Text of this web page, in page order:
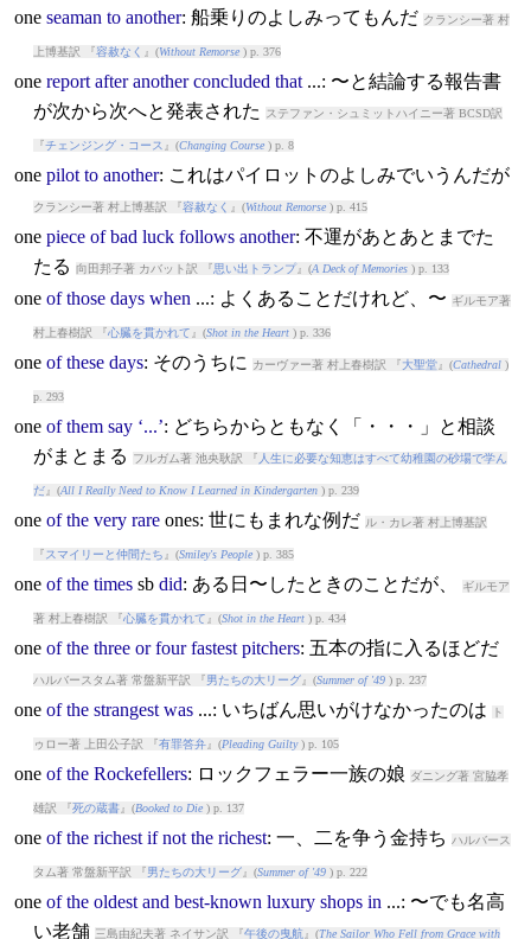
one seaman to another: 船乗りのよしみってもんだ クランシー著 村
上博基訳 『容赦なく 』(Without Remorse) p. 376
one report after another concluded that...: 〜と結論する報告書
が次から次へと発表された
ステファン・シュミットハイニー著 BCSD訳
『チェンジング・コース 』(Changing Course) p. 8
one pilot to another: これはパイロットのよしみでいうんだが
クランシー著 村上博基訳 『容赦なく 』(Without Remorse) p. 415
one piece of bad luck follows another: 不運があとあとまでた
たる 向田邦子著 カバット訳 『思い出トランプ』(A Deck of Memories) p. 133
one of those days when ...: よくあることだけれど、〜 ギルモア著
村上春樹訳 『心臓を貫かれて 』(Shot in the Heart) p. 336
one of these days: そのうちに カーヴァー著 村上春樹訳 『大聖堂』(Cathedral)
p. 293
one of them say ‘...’: どちらからともなく「・・・」と相談
がまとまる
フルガム著 池央耿訳 『 人生に必要な知恵はすべて幼稚園の砂場で学ん
だ』(All I Really Need to Know I Learned in Kindergarten) p. 239
one of the very rare ones: 世にもまれな例だ ル・カレ著 村上博基訳
『スマイリーと仲間たち 』(Smiley's People) p. 385
one of the timessb did: ある日〜したときのことだが、 ギルモア
著 村上春樹訳 『心臓を貫かれて 』(Shot in the Heart) p. 434
one of the three or four fastest pitchers: 五本の指に入るほどだ
ハルバースタム著 常盤新平訳 『男たちの大リーグ』(Summer of '49) p. 237
one of the strangest was...: いちばん思いがけなかったのは ト
ゥロー著 上田公子訳 『有罪答弁』(Pleading Guilty) p. 105
one of the Rockefellers: ロックフェラー一族の娘 ダニング著 宮脇孝
雄訳 『死の蔵書』(Booked to Die) p. 137
one of the richest if not the richest: 一、二を争う金持ち ハルバース
タム著 常盤新平訳 『男たちの大リーグ』(Summer of '49) p. 222
one of the oldest and best-known luxury shops in ...: 〜でも名高
い老舗 三島由紀夫著 ネイサン訳 『午後の曳航 』(The Sailor Who Fell from Grace with